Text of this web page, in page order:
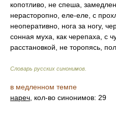
копотливо, не спеша,
нерасторопно, еле-еле, с
неоперативно, нога за ногу,
сонная муха, как черепаха, с
расстановкой, не торопясь,
Словарь русских синонимов
в медленном темпе
нареч , кол-во синонимов: 29